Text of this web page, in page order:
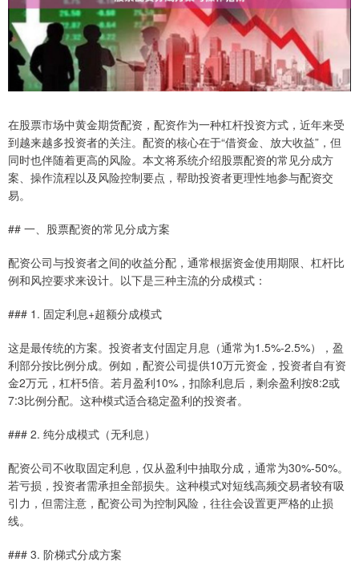
在股票市场中黄金期货配资，配资作为一种杠杆投资方式，近年来受
到越来越多投资者的关注。配资的核心在于“借资金、放大收益”，但
同时也伴随着更高的风险。本文将系统介绍股票配资的常见分成方
案、操作流程以及风险控制要点，帮助投资者更理性地参与配资交
易。
## 一、股票配资的常见分成方案
配资公司与投资者之间的收益分配，通常根据资金使用期限、杠杆比
例和风控要求来设计。以下是三种主流的分成模式：
### 1. 固定利息+超额分成模式
这是最传统的方案。投资者支付固定月息（通常为1.5%-2.5%），盈
利部分按比例分成。例如，配资公司提供10万元资金，投资者自有资
金2万元，杠杆5倍。若月盈利10%，扣除利息后，剩余盈利按8:2或
7:3比例分配。这种模式适合稳定盈利的投资者。
### 2. 纯分成模式（无利息）
配资公司不收取固定利息，仅从盈利中抽取分成，通常为30%-50%。
若亏损，投资者需承担全部损失。这种模式对短线高频交易者较有吸
引力，但需注意，配资公司为控制风险，往往会设置更严格的止损
线。
### 3. 阶梯式分成方案